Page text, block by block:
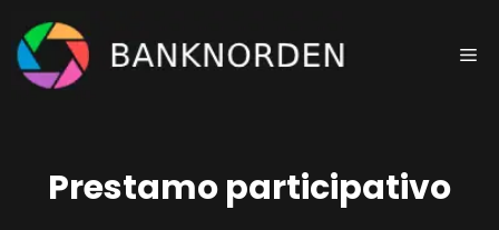
Saltar
contenido
Prestamo participativo